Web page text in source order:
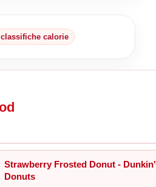
classifiche calorie
Strawberry Frosted Donut - Dunkin'
Donuts